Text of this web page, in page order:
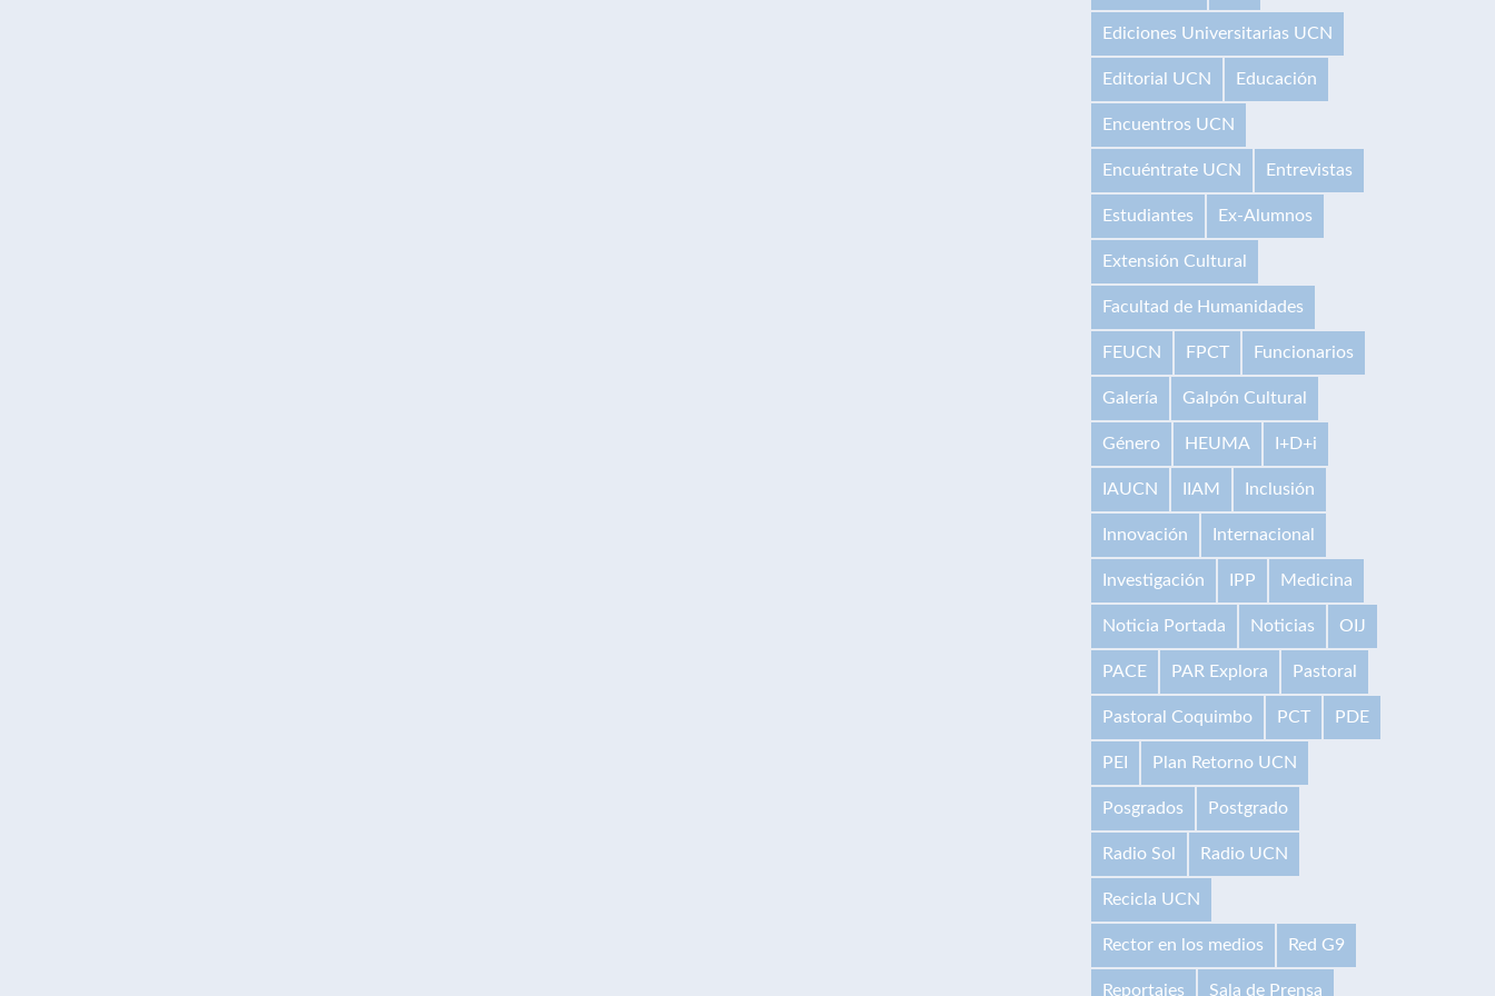
Ediciones Universitarias UCN
Editorial UCN Educación
Encuentros UCN
Encuéntrate UCN Entrevistas
Estudiantes Ex-Alumnos
Extensión Cultural
Facultad de Humanidades
FEUCN FPCT Funcionarios
Galería Galpón Cultural
Género HEUMA I+D+i
IAUCN IIAM Inclusión
Innovación Internacional
Investigación IPP Medicina
Noticia Portada Noticias OIJ
PACE PAR Explora Pastoral
Pastoral Coquimbo PCT PDE
PEI Plan Retorno UCN
Posgrados Postgrado
Radio Sol Radio UCN
Recicla UCN
Rector en los medios Red G9
Reportajes Sala de Prensa